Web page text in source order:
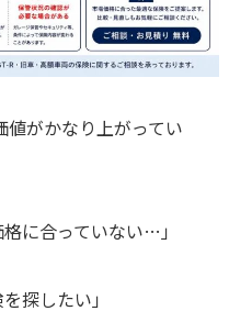
値がかなり上がってい
に合っていない…」
探したい」